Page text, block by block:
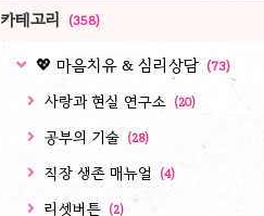
카테고리 (358)
💖 마음치유 & 심리상담 (73)
사랑과 현실 연구소 (20)
공부의 기술 (28)
직장 생존 매뉴얼 (4)
리셋버튼 (2)